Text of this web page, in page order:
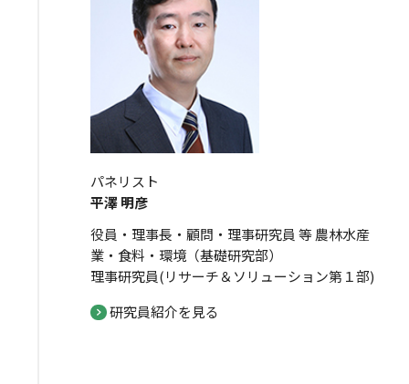
パネリスト
平澤 明彦
役員・理事長・顧問・理事研究員 等 農林水産
業・食料・環境（基礎研究部）
理事研究員(リサーチ＆ソリューション第１部)
研究員紹介を見る